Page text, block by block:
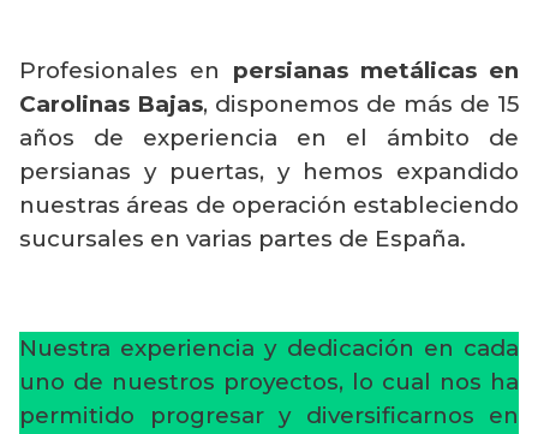
Profesionales en persianas metálicas en
Carolinas Bajas, disponemos de más de 15
años de experiencia en el ámbito de
persianas y puertas, y hemos expandido
nuestras áreas de operación estableciendo
sucursales en varias partes de España.
Nuestra experiencia y dedicación en cada
uno de nuestros proyectos, lo cual nos ha
permitido progresar y diversificarnos en